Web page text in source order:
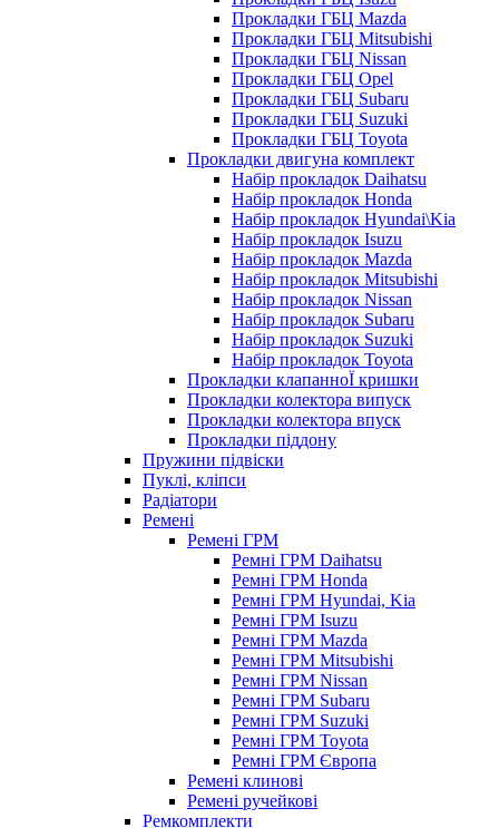
Прокладки ГБЦ Mazda
Прокладки ГБЦ Mitsubishi
Прокладки ГБЦ Nissan
Прокладки ГБЦ Opel
Прокладки ГБЦ Subaru
Прокладки ГБЦ Suzuki
Прокладки ГБЦ Toyota
Прокладки двигуна комплект
Набір прокладок Daihatsu
Набір прокладок Honda
Набір прокладок Hyundai\Kia
Набір прокладок Isuzu
Набір прокладок Mazda
Набір прокладок Mitsubishi
Набір прокладок Nissan
Набір прокладок Subaru
Набір прокладок Suzuki
Набір прокладок Toyota
Прокладки клапанноЇ кришки
Прокладки колектора випуск
Прокладки колектора впуск
Прокладки піддону
Пружини підвіски
Пуклі, кліпси
Радіатори
Ремені
Ремені ГРМ
Ремні ГРМ Daihatsu
Ремні ГРМ Honda
Ремні ГРМ Hyundai, Kia
Ремні ГРМ Isuzu
Ремні ГРМ Mazda
Ремні ГРМ Mitsubishi
Ремні ГРМ Nissan
Ремні ГРМ Subaru
Ремні ГРМ Suzuki
Ремні ГРМ Toyota
Ремні ГРМ Європа
Ремені клинові
Ремені ручейкові
Ремкомплекти